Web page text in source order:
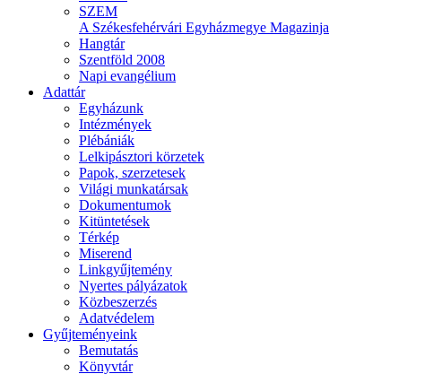
SZEM
A Székesfehérvári Egyházmegye Magazinja
Hangtár
Szentföld 2008
Napi evangélium
Adattár
Egyházunk
Intézmények
Plébániák
Lelkipásztori körzetek
Papok, szerzetesek
Világi munkatársak
Dokumentumok
Kitüntetések
Térkép
Miserend
Linkgyűjtemény
Nyertes pályázatok
Közbeszerzés
Adatvédelem
Gyűjteményeink
Bemutatás
Könyvtár